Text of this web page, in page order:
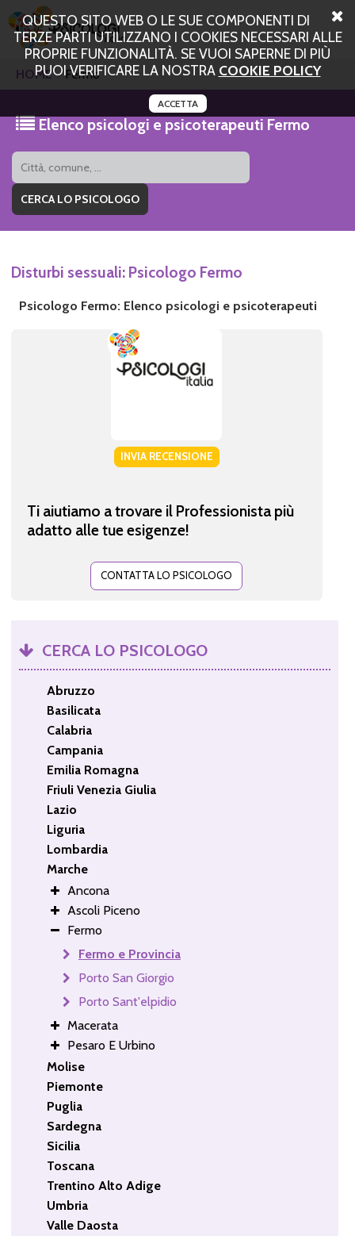
QUESTO SITO WEB O LE SUE COMPONENTI DI
TERZE PARTI UTILIZZANO I COOKIES NECESSARI ALLE
PROPRIE FUNZIONALITÀ. SE VUOI SAPERNE DI PIÙ
PUOI VERIFICARE LA NOSTRA COOKIE POLICY
ACCETTA
HOME Fermo
Elenco psicologi e psicoterapeuti Fermo
Disturbi sessuali: Psicologo Fermo
Psicologo Fermo: Elenco psicologi e psicoterapeuti
INVIA RECENSIONE
Ti aiutiamo a trovare il Professionista più
adatto alle tue esigenze!
CONTATTA LO PSICOLOGO
CERCA LO PSICOLOGO
Abruzzo
Basilicata
Calabria
Campania
Emilia Romagna
Friuli Venezia Giulia
Lazio
Liguria
Lombardia
Marche
Ancona
Ascoli Piceno
Fermo
Fermo e Provincia
Porto San Giorgio
Porto Sant'elpidio
Macerata
Pesaro E Urbino
Molise
Piemonte
Puglia
Sardegna
Sicilia
Toscana
Trentino Alto Adige
Umbria
Valle Daosta